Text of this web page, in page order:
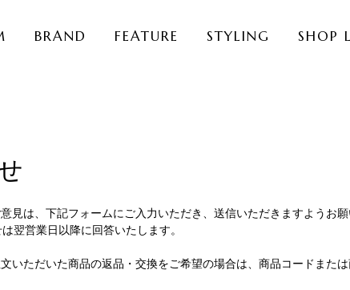
BRAND FEATURE STYLING SHOP
見は、下記フォームにご入力いただき、送信いただきますようお願
翌営業日以降に回答いたします。
いただいた商品の返品・交換をご希望の場合は、商品コードまたは